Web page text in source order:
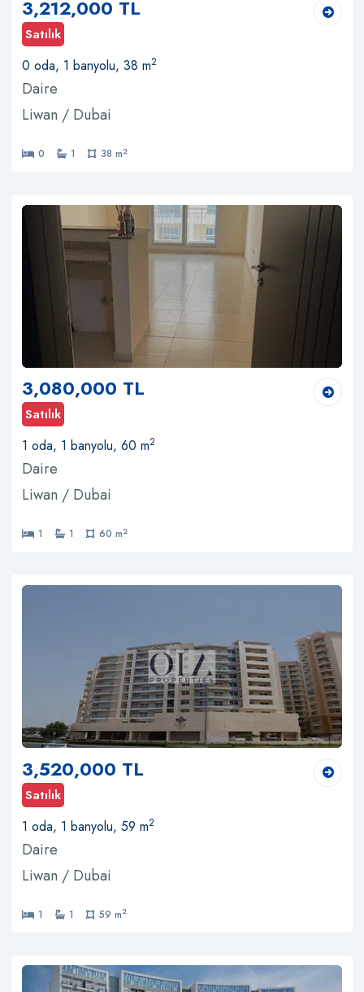
3,212,000 TL
Satılık
0 oda, 1 banyolu, 38 m2
Daire
Liwan / Dubai
0 1 38 m2
3,080,000 TL
Satılık
1 oda, 1 banyolu, 60 m2
Daire
Liwan / Dubai
1 1 60 m2
3,520,000 TL
Satılık
1 oda, 1 banyolu, 59 m2
Daire
Liwan / Dubai
1 1 59 m2